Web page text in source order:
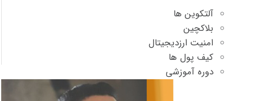
آلتکوین ها
بلاکچین
امنیت ارزدیجیتال
کیف پول ها
دوره‌ آموزشی